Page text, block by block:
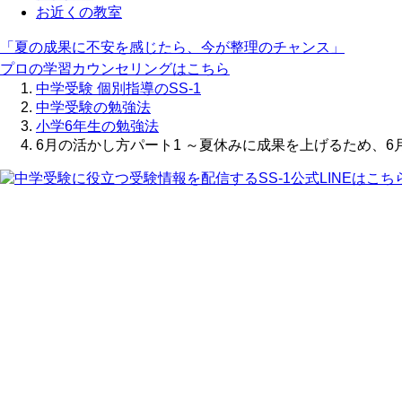
お近くの教室
「夏の成果に不安を感じたら、今が整理のチャンス」
プロの学習カウンセリングはこちら
中学受験 個別指導のSS-1
中学受験の勉強法
小学6年生の勉強法
6月の活かし方パート1 ～夏休みに成果を上げるため、6